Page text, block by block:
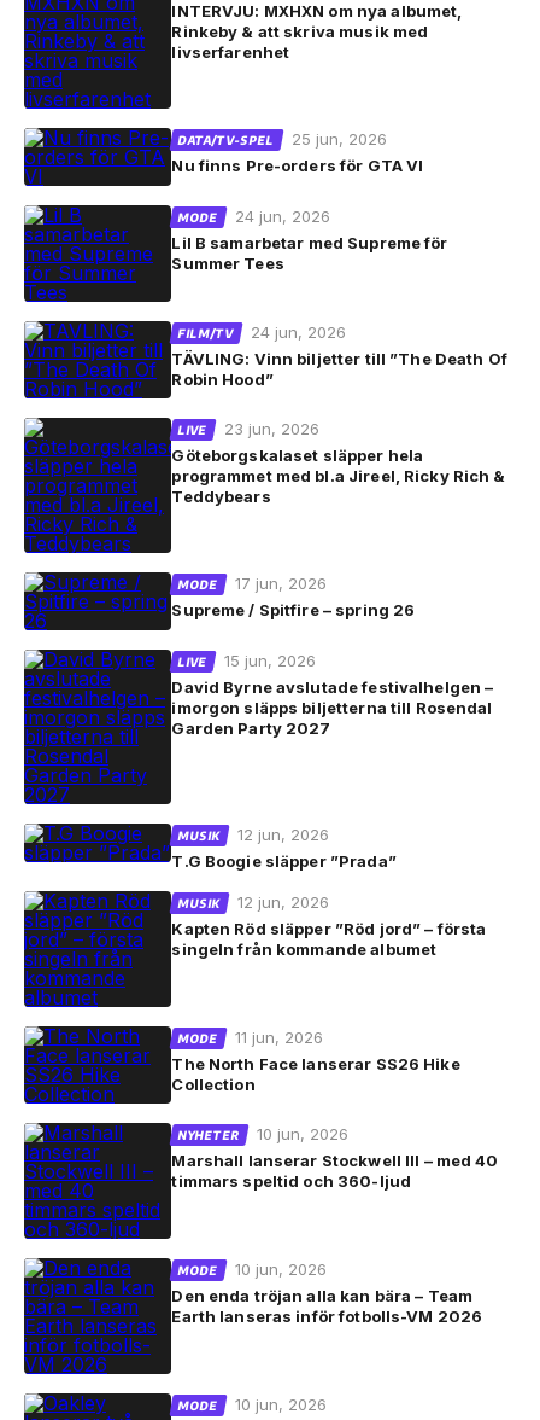
INTERVJU: MXHXN om nya albumet,
Rinkeby & att skriva musik med
livserfarenhet
DATA/TV-SPEL
25 jun, 2026
Nu finns Pre-orders för GTA VI
MODE
24 jun, 2026
Lil B samarbetar med Supreme för
Summer Tees
FILM/TV
24 jun, 2026
TÄVLING: Vinn biljetter till ”The Death Of
Robin Hood”
LIVE
23 jun, 2026
Göteborgskalaset släpper hela
programmet med bl.a Jireel, Ricky Rich &
Teddybears
MODE
17 jun, 2026
Supreme / Spitfire – spring 26
LIVE
15 jun, 2026
David Byrne avslutade festivalhelgen –
imorgon släpps biljetterna till Rosendal
Garden Party 2027
MUSIK
12 jun, 2026
T.G Boogie släpper ”Prada”
MUSIK
12 jun, 2026
Kapten Röd släpper ”Röd jord” – första
singeln från kommande albumet
MODE
11 jun, 2026
The North Face lanserar SS26 Hike
Collection
NYHETER
10 jun, 2026
Marshall lanserar Stockwell III – med 40
timmars speltid och 360-ljud
MODE
10 jun, 2026
Den enda tröjan alla kan bära – Team
Earth lanseras inför fotbolls-VM 2026
MODE
10 jun, 2026